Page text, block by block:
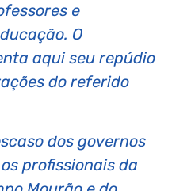
e
O
aqui seu repúdio
do referido
dos governos
profissionais da